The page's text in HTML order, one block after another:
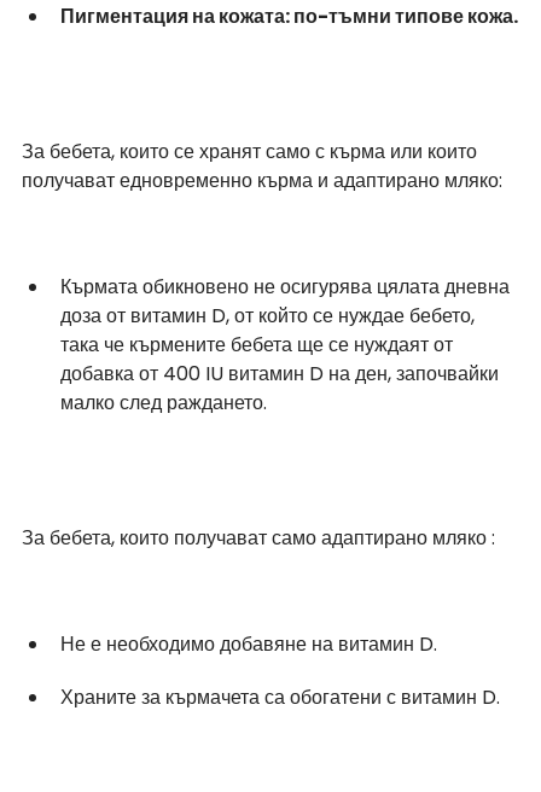
Пигментация на кожата: по-тъмни типове кожа.
За бебета, които се хранят само с кърма или които
получават едновременно кърма и адаптирано мляко:
Кърмата обикновено не осигурява цялата дневна
доза от витамин D, от който се нуждае бебето,
така че кърмените бебета ще се нуждаят от
добавка от 400 IU витамин D на ден, започвайки
малко след раждането.
За бебета, които получават само адаптирано мляко :
Не е необходимо добавяне на витамин D.
Храните за кърмачета са обогатени с витамин D.